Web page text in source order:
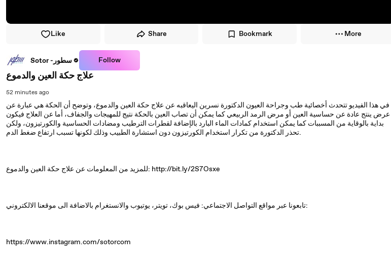
Like Share Bookmark More
Sotor -سطور Follow
علاج حكة العين والدموع
52 minutes ago
في هذا الفيديو تتحدث أخصائية طب وجراحة العيون الدكتورة نسرين اليعاقبه عن علاج حكة العين والدموع، وتوضح أن الحكة هي عبارة عن
عرض ينتج عادة عن حساسية العين أو مرض الرمد الربيعي كما يمكن أن تصاب العين بالحكة نتيج للمهيجات والجفاف، أما عن العلاج فيكون
بداية بالوقاية من المسببات كما يمكن استخدام كمادات الماء البارد بالإضافة لقطرات الترطيب ومضادات الحساسية والكورتيزون، ولكن
تحذر الدكتورة من تكرار استخدام الكورتيزون دون استشارة الطبيب وذلك لكونها تسبب ارتفاع ضغط الدم.
للمزيد من المعلومات عن علاج حكة العين والدموع: http://bit.ly/2S7Osxe
تابعونا عبر مواقع التواصل الاجتماعي: فيس بوك، تويتر، يوتيوب والانستغرام بالاضافة الى موقعنا الالكتروني:
https://www.instagram.com/sotorcom